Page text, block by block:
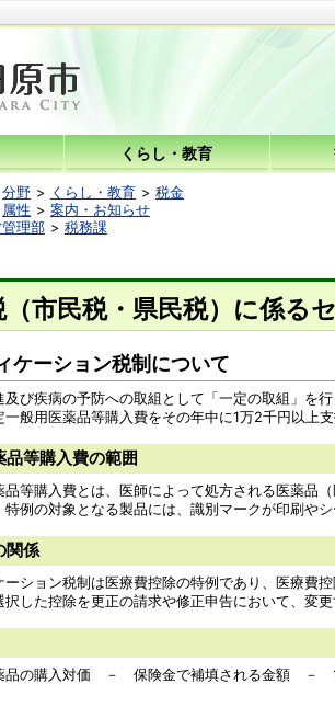
くらし・教育
分野 くらし・教育
税金
属性
案内・お知らせ
理部 税務課
市民税・県民税）に係る
ケーション税制について
び疾病の予防への取組として「一定の取組」を
般用医薬品等購入費をその年中に1万2千円以上
品等購入費の範囲
等購入費とは、医師によって処方される医薬品
例の対象となる製品には、識別マークが印刷やシ
関係
ション税制は医療費控除の特例であり、医療費
択した控除を更正の請求や修正申告において、変更
品の購入対価 － 保険金で補填される金額 －